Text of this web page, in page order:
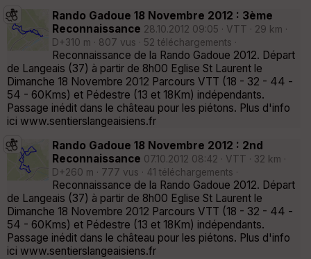
Rando Gadoue 18 Novembre 2012 : 3ème
Reconnaissance 28.10.2012 09:05 · VTT · 29 km ·
D+310 m · 807 vus · 52 téléchargements ·
Reconnaissance de la Rando Gadoue 2012. Départ
de Langeais (37) à partir de 8h00 Eglise St Laurent le
Dimanche 18 Novembre 2012 Parcours VTT (18 - 32 - 44 -
54 - 60Kms) et Pédestre (13 et 18Km) indépendants.
Passage inédit dans le château pour les piétons. Plus d'info
ici www.sentierslangeaisiens.fr
Rando Gadoue 18 Novembre 2012 : 2nd
Reconnaissance 07.10.2012 08:42 · VTT · 32 km ·
D+260 m · 777 vus · 41 téléchargements ·
Reconnaissance de la Rando Gadoue 2012. Départ
de Langeais (37) à partir de 8h00 Eglise St Laurent le
Dimanche 18 Novembre 2012 Parcours VTT (18 - 32 - 44 -
54 - 60Kms) et Pédestre (13 et 18Km) indépendants.
Passage inédit dans le château pour les piétons. Plus d'info
ici www.sentierslangeaisiens.fr